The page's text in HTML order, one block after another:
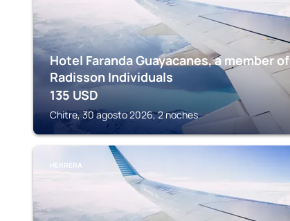
Hotel Faranda Guayacanes, a member of
Radisson Individuals
135 USD
Chitre, 30 agosto 2026, 2 noches
HERRERA